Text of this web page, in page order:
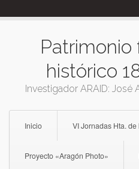
to
histórico
Investigador ARAID: José
Inicio VI Jornadas Hta.
Proyecto «Aragón Photo»